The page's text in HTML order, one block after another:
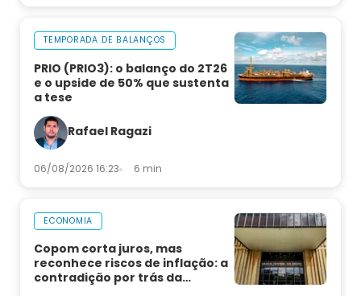
TEMPORADA DE BALANÇOS
PRIO (PRIO3): o balanço do 2T26
e o upside de 50% que sustenta
a tese
Rafael Ragazi
06/08/2026 16:23 6 min
ECONOMIA
Copom corta juros, mas
reconhece riscos de inflação: a
contradição por trás da